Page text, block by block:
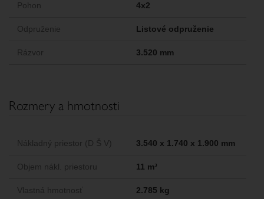
Pohon 4x2
Odpruženie Listové odpruženie
Rázvor 3.520 mm
Rozmery a hmotnosti
Nákladný priestor (D Š V) 3.540 x 1.740 x 1.900 mm
Objem nákl. priestoru 11 m³
Vlastná hmotnosť 2.785 kg